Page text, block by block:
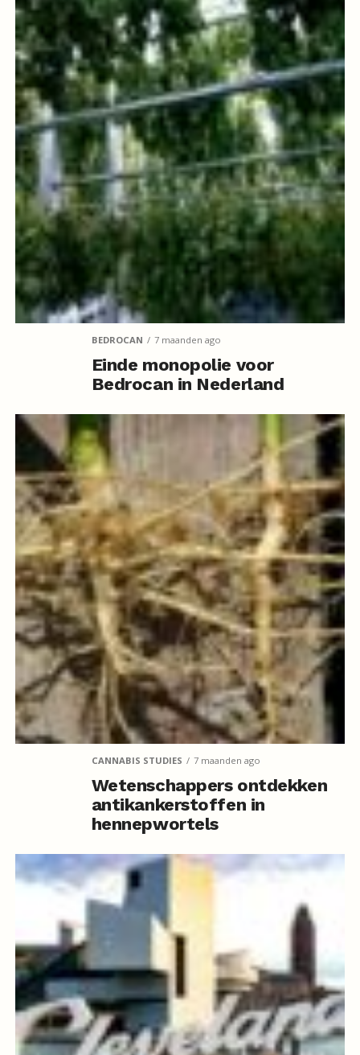
BEDROCAN 7 maanden ago
Einde monopolie voor
Bedrocan in Nederland
CANNABIS STUDIES 7 maanden ago
Wetenschappers ontdekken
antikankerstoffen in
hennepwortels